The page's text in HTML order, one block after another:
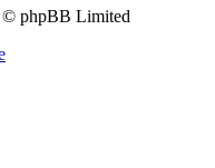
phpBB Limited